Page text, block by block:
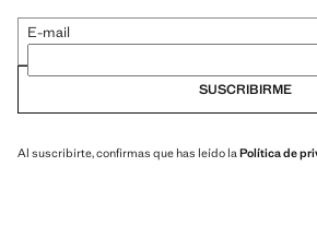
E-mail
SUSCRIBIRME
Al suscribirte, confirmas que has leído laPolítica de